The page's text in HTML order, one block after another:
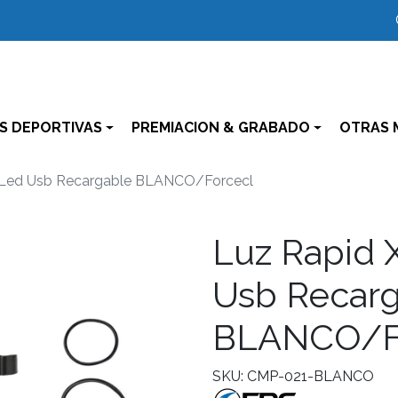
DEPORTIVAS PREMIACION & GRABADO OTRAS
Usb Recargable BLANCO/Forcecl
Luz Rapid
Usb
BLANCO/
SKU: CMP-021-BLANCO